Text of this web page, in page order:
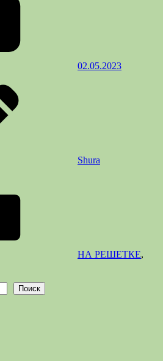
02.05.2023
Shura
НА РЕШЕТКЕ,
Поиск